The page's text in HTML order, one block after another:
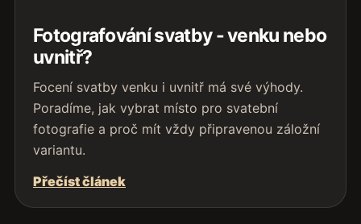
Fotografování svatby - venku nebo
uvnitř?
Focení svatby venku i uvnitř má své výhody.
Poradíme, jak vybrat místo pro svatební
fotografie a proč mít vždy připravenou záložní
variantu.
Přečíst článek